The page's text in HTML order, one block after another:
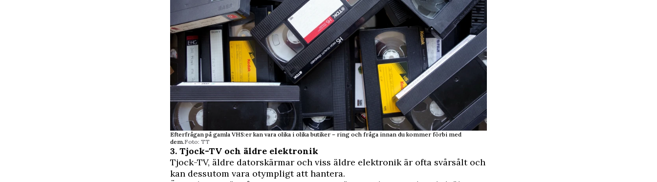
Efterfrågan på gamla VHS:er kan vara olika i olika butiker – ring och fråga innan du kommer förbi med
dem.Foto: TT
3. Tjock-TV och äldre elektronik
Tjock-TV, äldre datorskärmar och viss äldre elektronik är ofta svårsålt och
kan dessutom vara otympligt att hantera.